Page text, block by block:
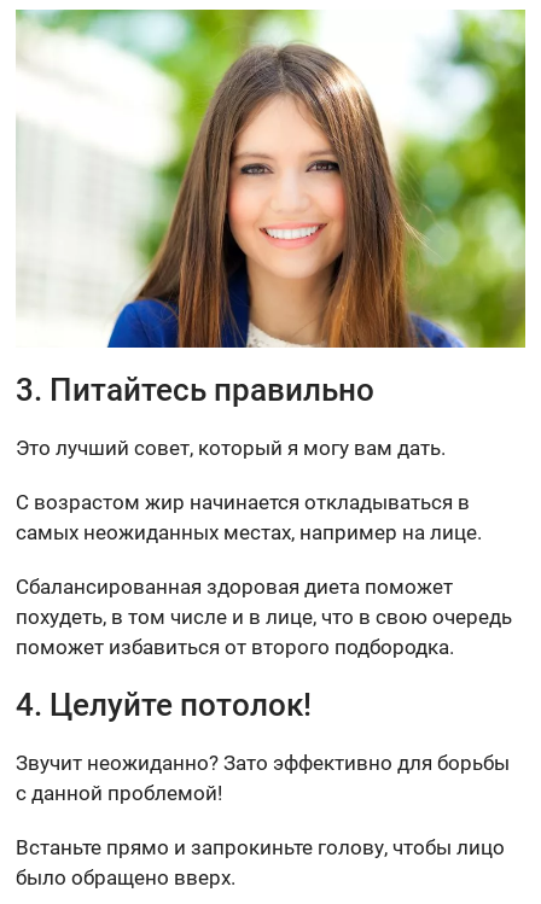
3. Питайтесь правильно
Это лучший совет, который я могу вам дать.
С возрастом жир начинается откладываться в
самых неожиданных местах, например на лице.
Сбалансированная здоровая диета поможет
похудеть, в том числе и в лице, что в свою очередь
поможет избавиться от второго подбородка.
4. Целуйте потолок!
Звучит неожиданно? Зато эффективно для борьбы
с данной проблемой!
Встаньте прямо и запрокиньте голову, чтобы лицо
было обращено вверх.